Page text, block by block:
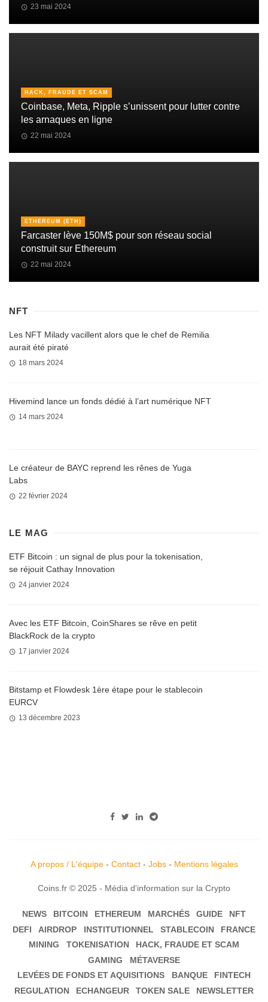
23 mai 2024
HACK, FRAUDE ET SCAM
Coinbase, Meta, Ripple s’unissent pour lutter contre
les arnaques en ligne
22 mai 2024
ETHEREUM (ETH)
Farcaster lève 150M$ pour son réseau social
construit sur Ethereum
22 mai 2024
NFT
Les NFT Milady vacillent alors que le chef de Remilia
aurait été piraté
18 mars 2024
Hivemind lance un fonds dédié à l’art numérique NFT
14 mars 2024
Le créateur de BAYC reprend les rênes de Yuga
Labs
22 février 2024
LE MAG
ETF Bitcoin : un signal de plus pour la tokenisation,
se réjouit Cathay Innovation
24 janvier 2024
Avec les ETF Bitcoin, CoinShares se rêve en petit
BlackRock de la crypto
17 janvier 2024
Bitstamp et Flowdesk 1ère étape pour le stablecoin
EURCV
13 décembre 2023
A propos / L'équipe- Contact- Jobs- Mentions légales
Coins.fr © 2025 - Média d'information sur la Crypto
NEWS BITCOIN ETHEREUM MARCHÉS GUIDE
NFT
DEFI
AIRDROP INSTITUTIONNEL STABLECOIN
FRANCE
MINING
TOKENISATION
HACK, FRAUDE ET SCAM
GAMING
MÉTAVERSE
LEVÉES DE FONDS ET AQUISITIONS
BANQUE
FINTECH
REGULATION
ECHANGEUR TOKEN SALE
NEWSLETTER